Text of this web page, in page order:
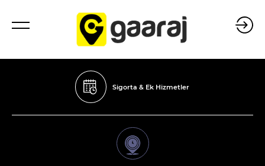
Sigorta & Ek Hizmetler